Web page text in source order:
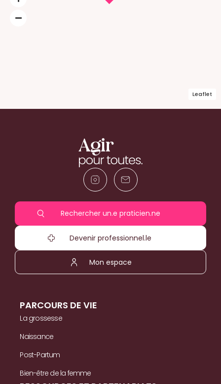
Leaflet
Rechercher un.e praticien.ne
Devenir professionnel.le
Mon espace
PARCOURS DE VIE
La grossesse
Naissance
Post-Partum
Bien-être de la femme